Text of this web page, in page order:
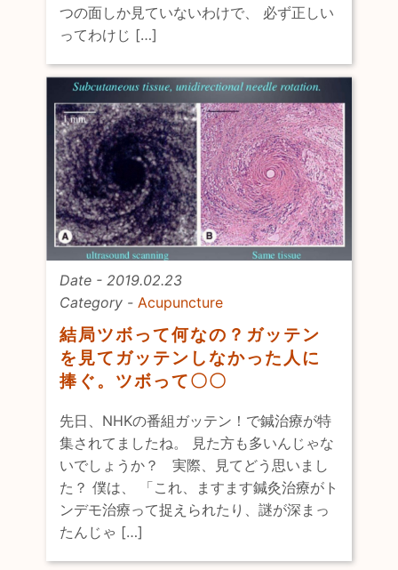
つの面しか見ていないわけで、 必ず正しい
ってわけじ […]
Date - 2019.02.23
Category - Acupuncture
結局ツボって何なの？ガッテン
を見てガッテンしなかった人に
捧ぐ。ツボって〇〇
先日、NHKの番組ガッテン！で鍼治療が特
集されてましたね。 見た方も多いんじゃな
いでしょうか？ 実際、見てどう思いまし
た？ 僕は、 「これ、ますます鍼灸治療がト
ンデモ治療って捉えられたり、謎が深まっ
たんじゃ […]